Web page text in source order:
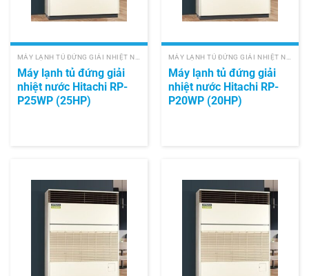
Máy lạnh tủ đứng giải
nhiệt nước Hitachi RP-
P25WP (25HP)
Máy lạnh tủ đứng giải
nhiệt nước Hitachi RP-
P20WP (20HP)